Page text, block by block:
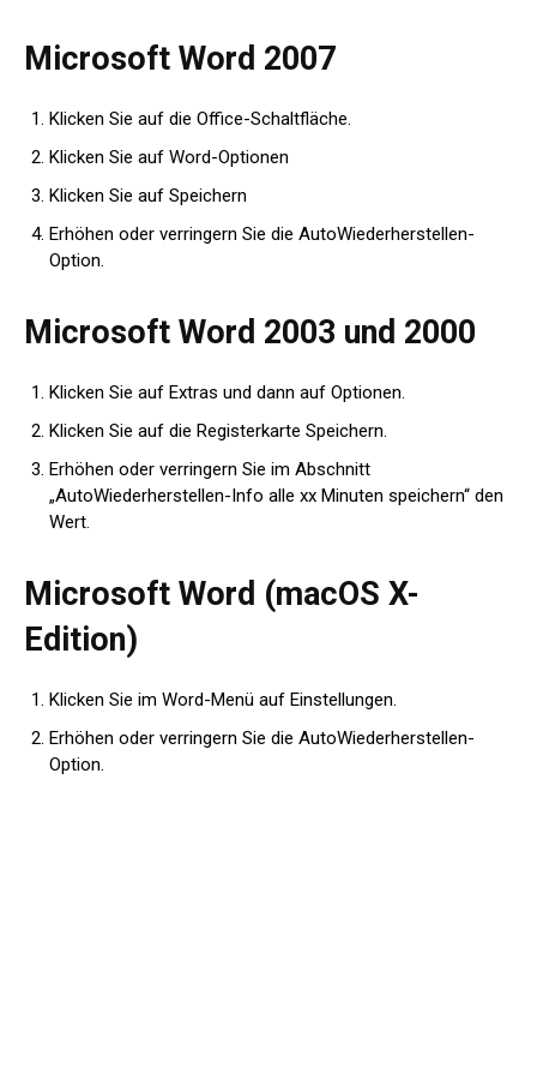
Microsoft Word 2007
Klicken Sie auf die Office-Schaltfläche.
Klicken Sie auf Word-Optionen
Klicken Sie auf Speichern
Erhöhen oder verringern Sie die AutoWiederherstellen-
Option.
Microsoft Word 2003 und 2000
Klicken Sie auf Extras und dann auf Optionen.
Klicken Sie auf die Registerkarte Speichern.
Erhöhen oder verringern Sie im Abschnitt
„AutoWiederherstellen-Info alle xx Minuten speichern“ den
Wert.
Microsoft Word (macOS X-
Edition)
Klicken Sie im Word-Menü auf Einstellungen.
Erhöhen oder verringern Sie die AutoWiederherstellen-
Option.